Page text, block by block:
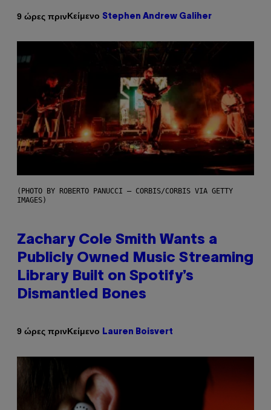
9 ώρες πρινΚείμενο Stephen Andrew Galiher
(PHOTO BY ROBERTO PANUCCI – CORBIS/CORBIS VIA GETTY
IMAGES)
Zachary Cole Smith Wants a
Publicly Owned Music Streaming
Library Built on Spotify’s
Dismantled Bones
9 ώρες πρινΚείμενο Lauren Boisvert